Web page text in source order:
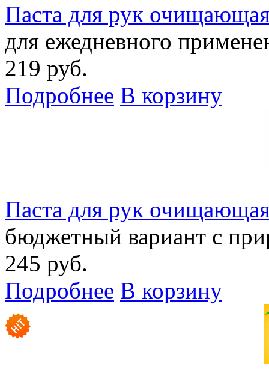
Паста для рук
для ежедневного
219 руб.
Подробнее В корзину
Паста для рук
бюджетный вариант с
245 руб.
Подробнее В корзину